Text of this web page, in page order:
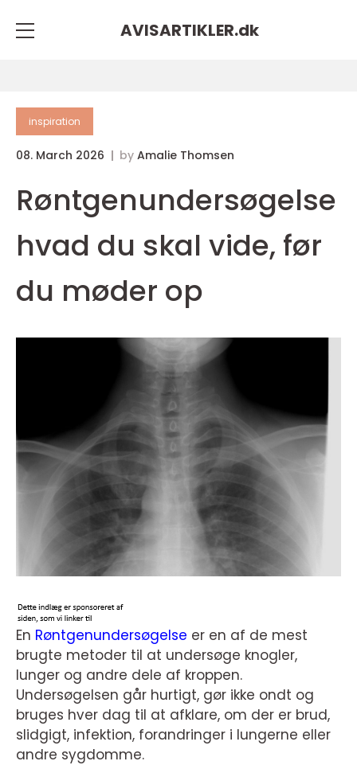
AVISARTIKLER.dk
inspiration
08. March 2026 by Amalie Thomsen
Røntgenundersøgelse
hvad du skal vide, før
du møder op
En Røntgenundersøgelse er en af de mest
brugte metoder til at undersøge knogler,
lunger og andre dele af kroppen.
Undersøgelsen går hurtigt, gør ikke ondt og
bruges hver dag til at afklare, om der er brud,
slidgigt, infektion, forandringer i lungerne eller
andre sygdomme.